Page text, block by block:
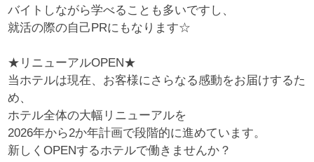
バイトしながら学べることも多いですし、
就活の際の自己PRにもなります☆
★リニューアルOPEN★
当ホテルは現在、お客様にさらなる感動をお届けするた
め、
ホテル全体の大幅リニューアルを
2026年から2か年計画で段階的に進めています。
新しくOPENするホテルで働きませんか？